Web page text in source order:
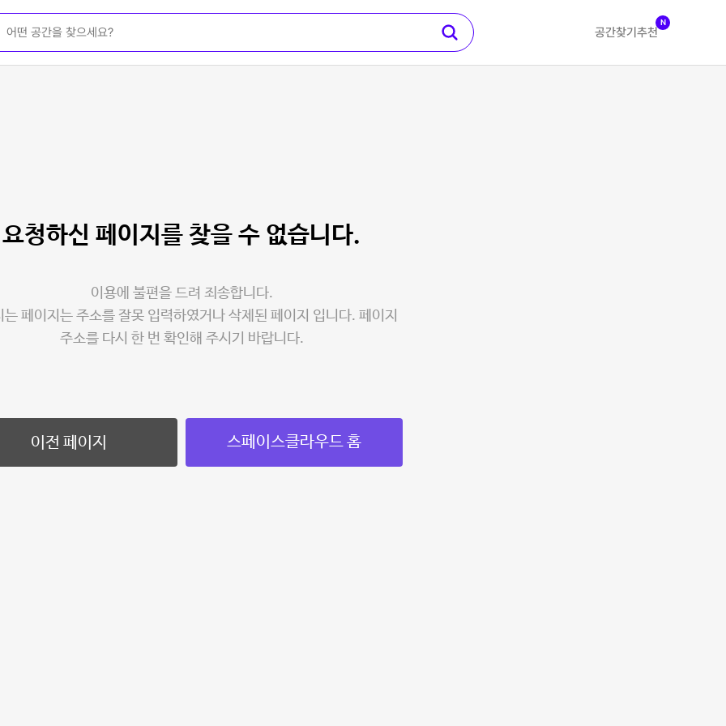
공간찾기 추천
N
요청하신 페이지를 찾을 수 없습니다.
이용에 불편을 드려 죄송합니다.
는 페이지는 주소를 잘못 입력하였거나 삭제된 페이지 입니다. 페이지
주소를 다시 한 번 확인해 주시기 바랍니다.
이전 페이지 스페이스클라우드 홈